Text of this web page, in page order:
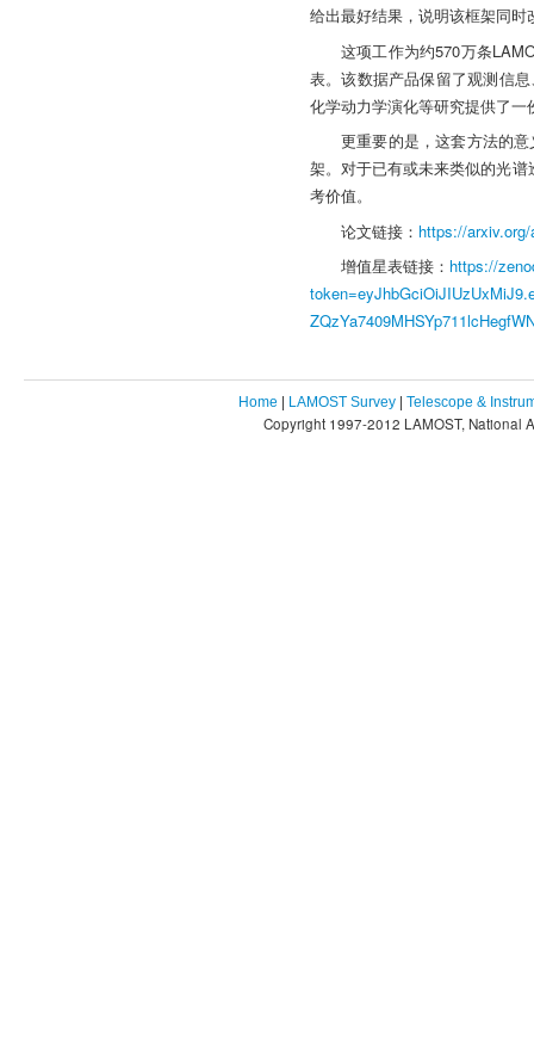
给出最好结果，说明该框架同
这项工作为约570万条
表。该数据产品保留了观测信
化学动力学演化等研究提供了
更重要的是，这套方法的
架。对于已有或未来类似的光
考价值。
论文链接： https://
增值星表链接： https://
Home | LAMOST Survey | Telescope &
Copyright 1997-2012 LAMOST, National